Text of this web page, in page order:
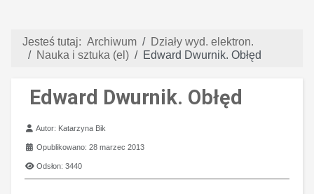
Jesteś tutaj: Archiwum
Działy wyd. elektron.
Nauka i sztuka (el)
Edward Dwurnik. Obłęd
Edward Dwurnik. Obłęd
Szczegóły
Autor: Katarzyna Bik
Opublikowano: 28 marzec 2013
Odsłon: 3440